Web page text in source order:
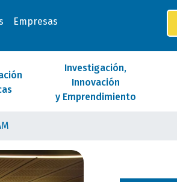
Empresas
Investigación,
Innovación
y Emprendimiento